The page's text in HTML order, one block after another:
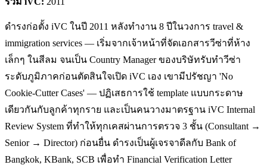
ดำรงก่อตั้ง iVC ในปี 2011 หลังทำงาน 8 ปีในวงการ travel &
immigration services — เริ่มจากเจ้าหน้าที่จัดเอกสารวีซ่าที่ห้าง
เล็กๆ ในสีลม จนเป็น Country Manager ของบริษัทรับทำวีซ่า
ระดับภูมิภาคก่อนตัดสินใจเปิด iVC เอง เขามีปรัชญา 'No
Cookie-Cutter Cases' — ปฏิเสธการใช้ template แบบกระดาษ
เดียวกันกับลูกค้าทุกราย และเป็นคนวางมาตรฐาน iVC Internal
Review System ที่ทำให้ทุกเคสผ่านการตรวจ 3 ชั้น (Consultant →
Senior → Director) ก่อนยื่น ดำรงเป็นผู้เจรจาดีลกับ Bank of
Bangkok, KBank, SCB เพื่อทำ Financial Verification Letter